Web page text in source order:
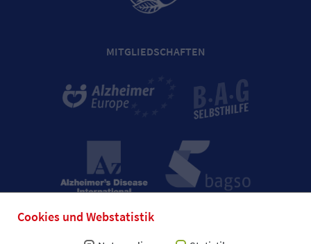
Cookies und Webstatistik
MITGLIEDSCHAFTEN